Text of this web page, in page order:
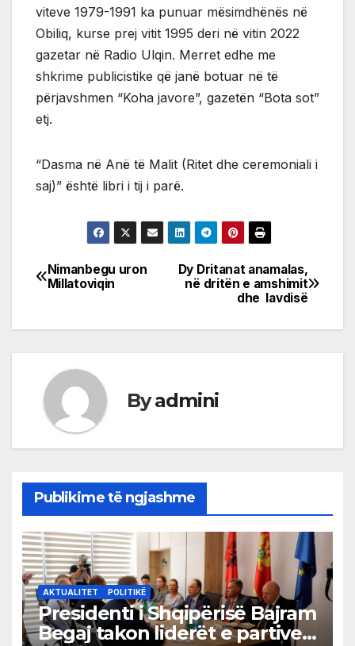
viteve 1979-1991 ka punuar mësimdhënës në
Obiliq, kurse prej vitit 1995 deri në vitin 2022
gazetar në Radio Ulqin. Merret edhe me
shkrime publicistike që janë botuar në të
përjavshmen “Koha javore”, gazetën “Bota sot”
etj.
“Dasma në Anë të Malit (Ritet dhe ceremoniali i
saj)” është libri i tij i parë.
Post
Dy Dritanat anamalas,
në dritën e amshimit
dhe lavdisë
Nimanbegu uron
Millatoviqin
Byadmini
Publikime të ngjashme
AKTUALITET POLITIKË
Presidenti i Shqipërisë Bajram
Begaj takon liderët e partive